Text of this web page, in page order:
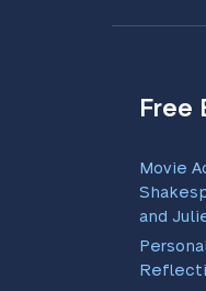
Free
Movie
and